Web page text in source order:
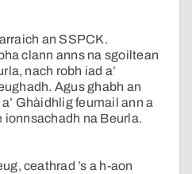
an SSPCK.
clann anns na sgoiltean
nach robh iad a’
Agus ghabh an
Ghàidhlig feumail ann a
ionnsachadh na Beurla.
ceathrad ’s a h-aon